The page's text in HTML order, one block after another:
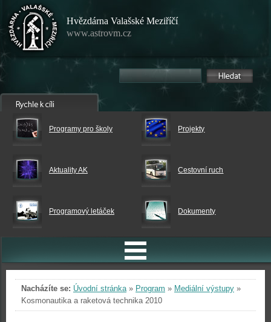
Hvězdárna Valašské Meziříčí
www.astrovm.cz
Programy pro školy Projekty
Aktuality AK Cestovní ruch
Programový letáček Dokumenty
Nacházíte se: Úvodní stránka» Program » Mediální výstupy »
Kosmonautika a raketová technika 2010